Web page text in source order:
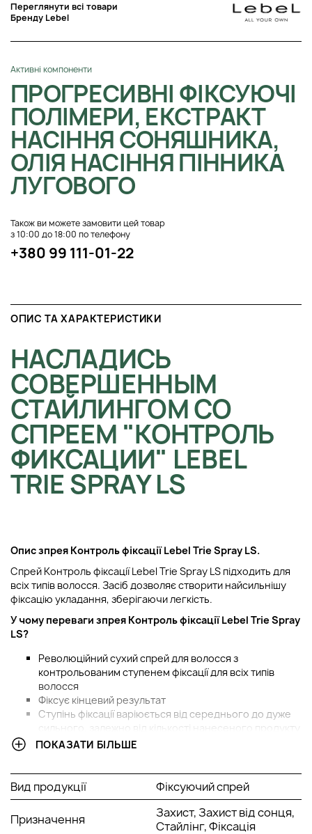
Переглянути всі товари
Бренду Lebel
Активні компоненти
ПРОГРЕСИВНІ ФІКСУЮЧІ
ПОЛІМЕРИ, ЕКСТРАКТ
НАСІННЯ СОНЯШНИКА,
ОЛІЯ НАСІННЯ ПІННИКА
ЛУГОВОГО
Також ви можете замовити цей товар
з 10:00 до 18:00 по телефону
+380 99 111-01-22
ОПИС ТА ХАРАКТЕРИСТИКИ
НАСЛАДИСЬ
СОВЕРШЕННЫМ
СТАЙЛИНГОМ СО
СПРЕЕМ "КОНТРОЛЬ
ФИКСАЦИИ" LEBEL
TRIE SPRAY LS
Опис зпрея Контроль фіксації Lebel Trie Spray LS.
Спрей Контроль фіксації Lebel Trie Spray LS підходить для
всіх типів волосся. Засіб дозволяє створити найсильнішу
фіксацію укладання, зберігаючи легкість.
У чому переваги зпрея Контроль фіксації Lebel Trie Spray
LS?
Революційний сухий спрей для волосся з
контрольованим ступенем фіксації для всіх типів
волосся
Фіксує кінцевий результат
Ступінь фіксації варіюється від середнього до дуже
сильного, залежно від кількості нанесеного продукту
Дозволяє створити найсильнішу фіксацію укладання,
навколишнього середовища
Ексклюзивна парфумерна композиція з ароматом
SPF 15
ПОКАЗАТИ БІЛЬШЕ
Вид продукції Фіксуючий спрей
Призначення
Захист, Захист від сонця,
Стайлінг, Фіксація